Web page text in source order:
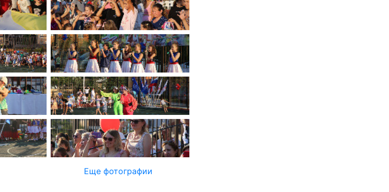
Просмотр своего обращения
Установленные формы
обращений
Порядок и время приема
Порядок обжалования
Обзоры обращений лиц
Законодательная карта
Порядок оказания бесплатной
юридической помощи
Еще фотографии